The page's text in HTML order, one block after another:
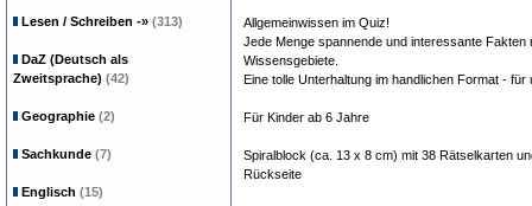
Allgemeinwissen im Quiz!
Jede Menge spannende und interessante Fakten
Wissensgebiete.
Eine tolle Unterhaltung im handlichen Format -
Für Kinder ab 6 Jahre
Spiralblock (ca. 13 x 8 cm) mit 38 Rätselkarten
Rückseite
Lesen / Schreiben -» (313)
DaZ (Deutsch als
Zweitsprache) (42)
Geographie (2)
Sachkunde (7)
Englisch (15)